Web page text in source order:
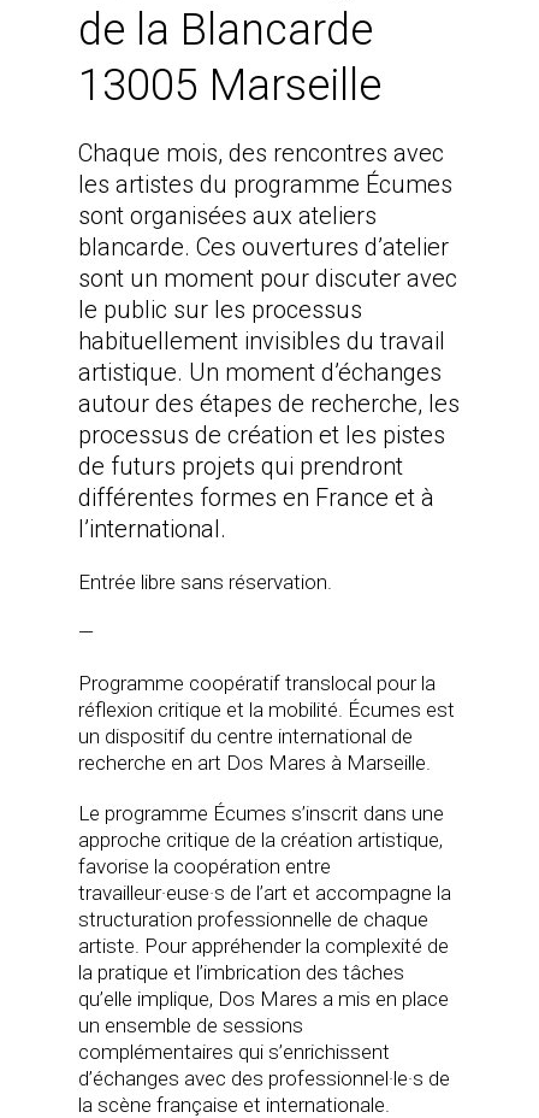
de la Blancarde
13005 Marseille
Chaque mois, des rencontres avec
les artistes du programme Écumes
sont organisées aux ateliers
blancarde. Ces ouvertures d’atelier
sont un moment pour discuter avec
le public sur les processus
habituellement invisibles du travail
artistique. Un moment d’échanges
autour des étapes de recherche, les
processus de création et les pistes
de futurs projets qui prendront
différentes formes en France et à
l’international.
Entrée libre sans réservation.
—
Programme coopératif translocal pour la
réflexion critique et la mobilité. Écumes est
un dispositif du centre international de
recherche en art Dos Mares à Marseille.
Le programme Écumes s’inscrit dans une
approche critique de la création artistique,
favorise la coopération entre
travailleur·euse·s de l’art et accompagne la
structuration professionnelle de chaque
artiste. Pour appréhender la complexité de
la pratique et l’imbrication des tâches
qu’elle implique, Dos Mares a mis en place
un ensemble de sessions
complémentaires qui s’enrichissent
d’échanges avec des professionnel·le·s de
la scène française et internationale.